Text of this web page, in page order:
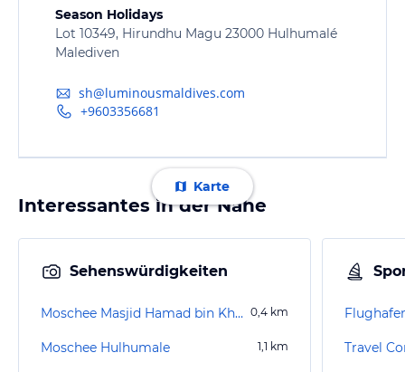
Season Holidays
Lot 10349, Hirundhu Magu 23000 Hulhumalé
Malediven
sh@luminousmaldives.com
+9603356681
Karte
Interessantes in der Nähe
Sehenswürdigkeiten
Moschee Masjid Hamad bin Khalifa Al Thani 0,4 km
Moschee Hulhumale 1,1 km Travel